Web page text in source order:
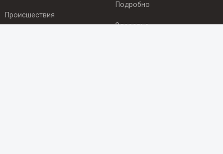
Происшествия
Подробно
Здоровье